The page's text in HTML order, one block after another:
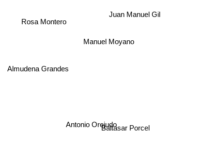
Manuel Moyano
Juan Manuel Gil
Baltasar Porcel
Antonio Orejudo
Rosa Montero
Almudena Grandes